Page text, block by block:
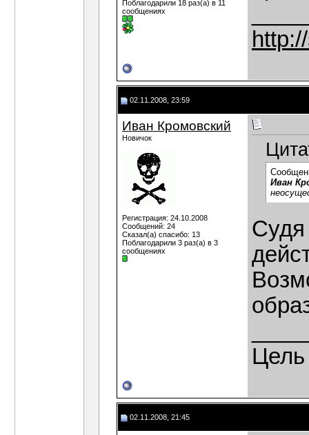
Поблагодарили 18 раз(а) в 11
сообщениях
02.11.2008, 23:59
Иван Кромовский
Новичок
Регистрация: 24.10.2008
Сообщений: 24
Сказал(а) спасибо: 13
Поблагодарили 3 раз(а) в 3
сообщениях
Иван
Цель
02.11.2008, 21:45